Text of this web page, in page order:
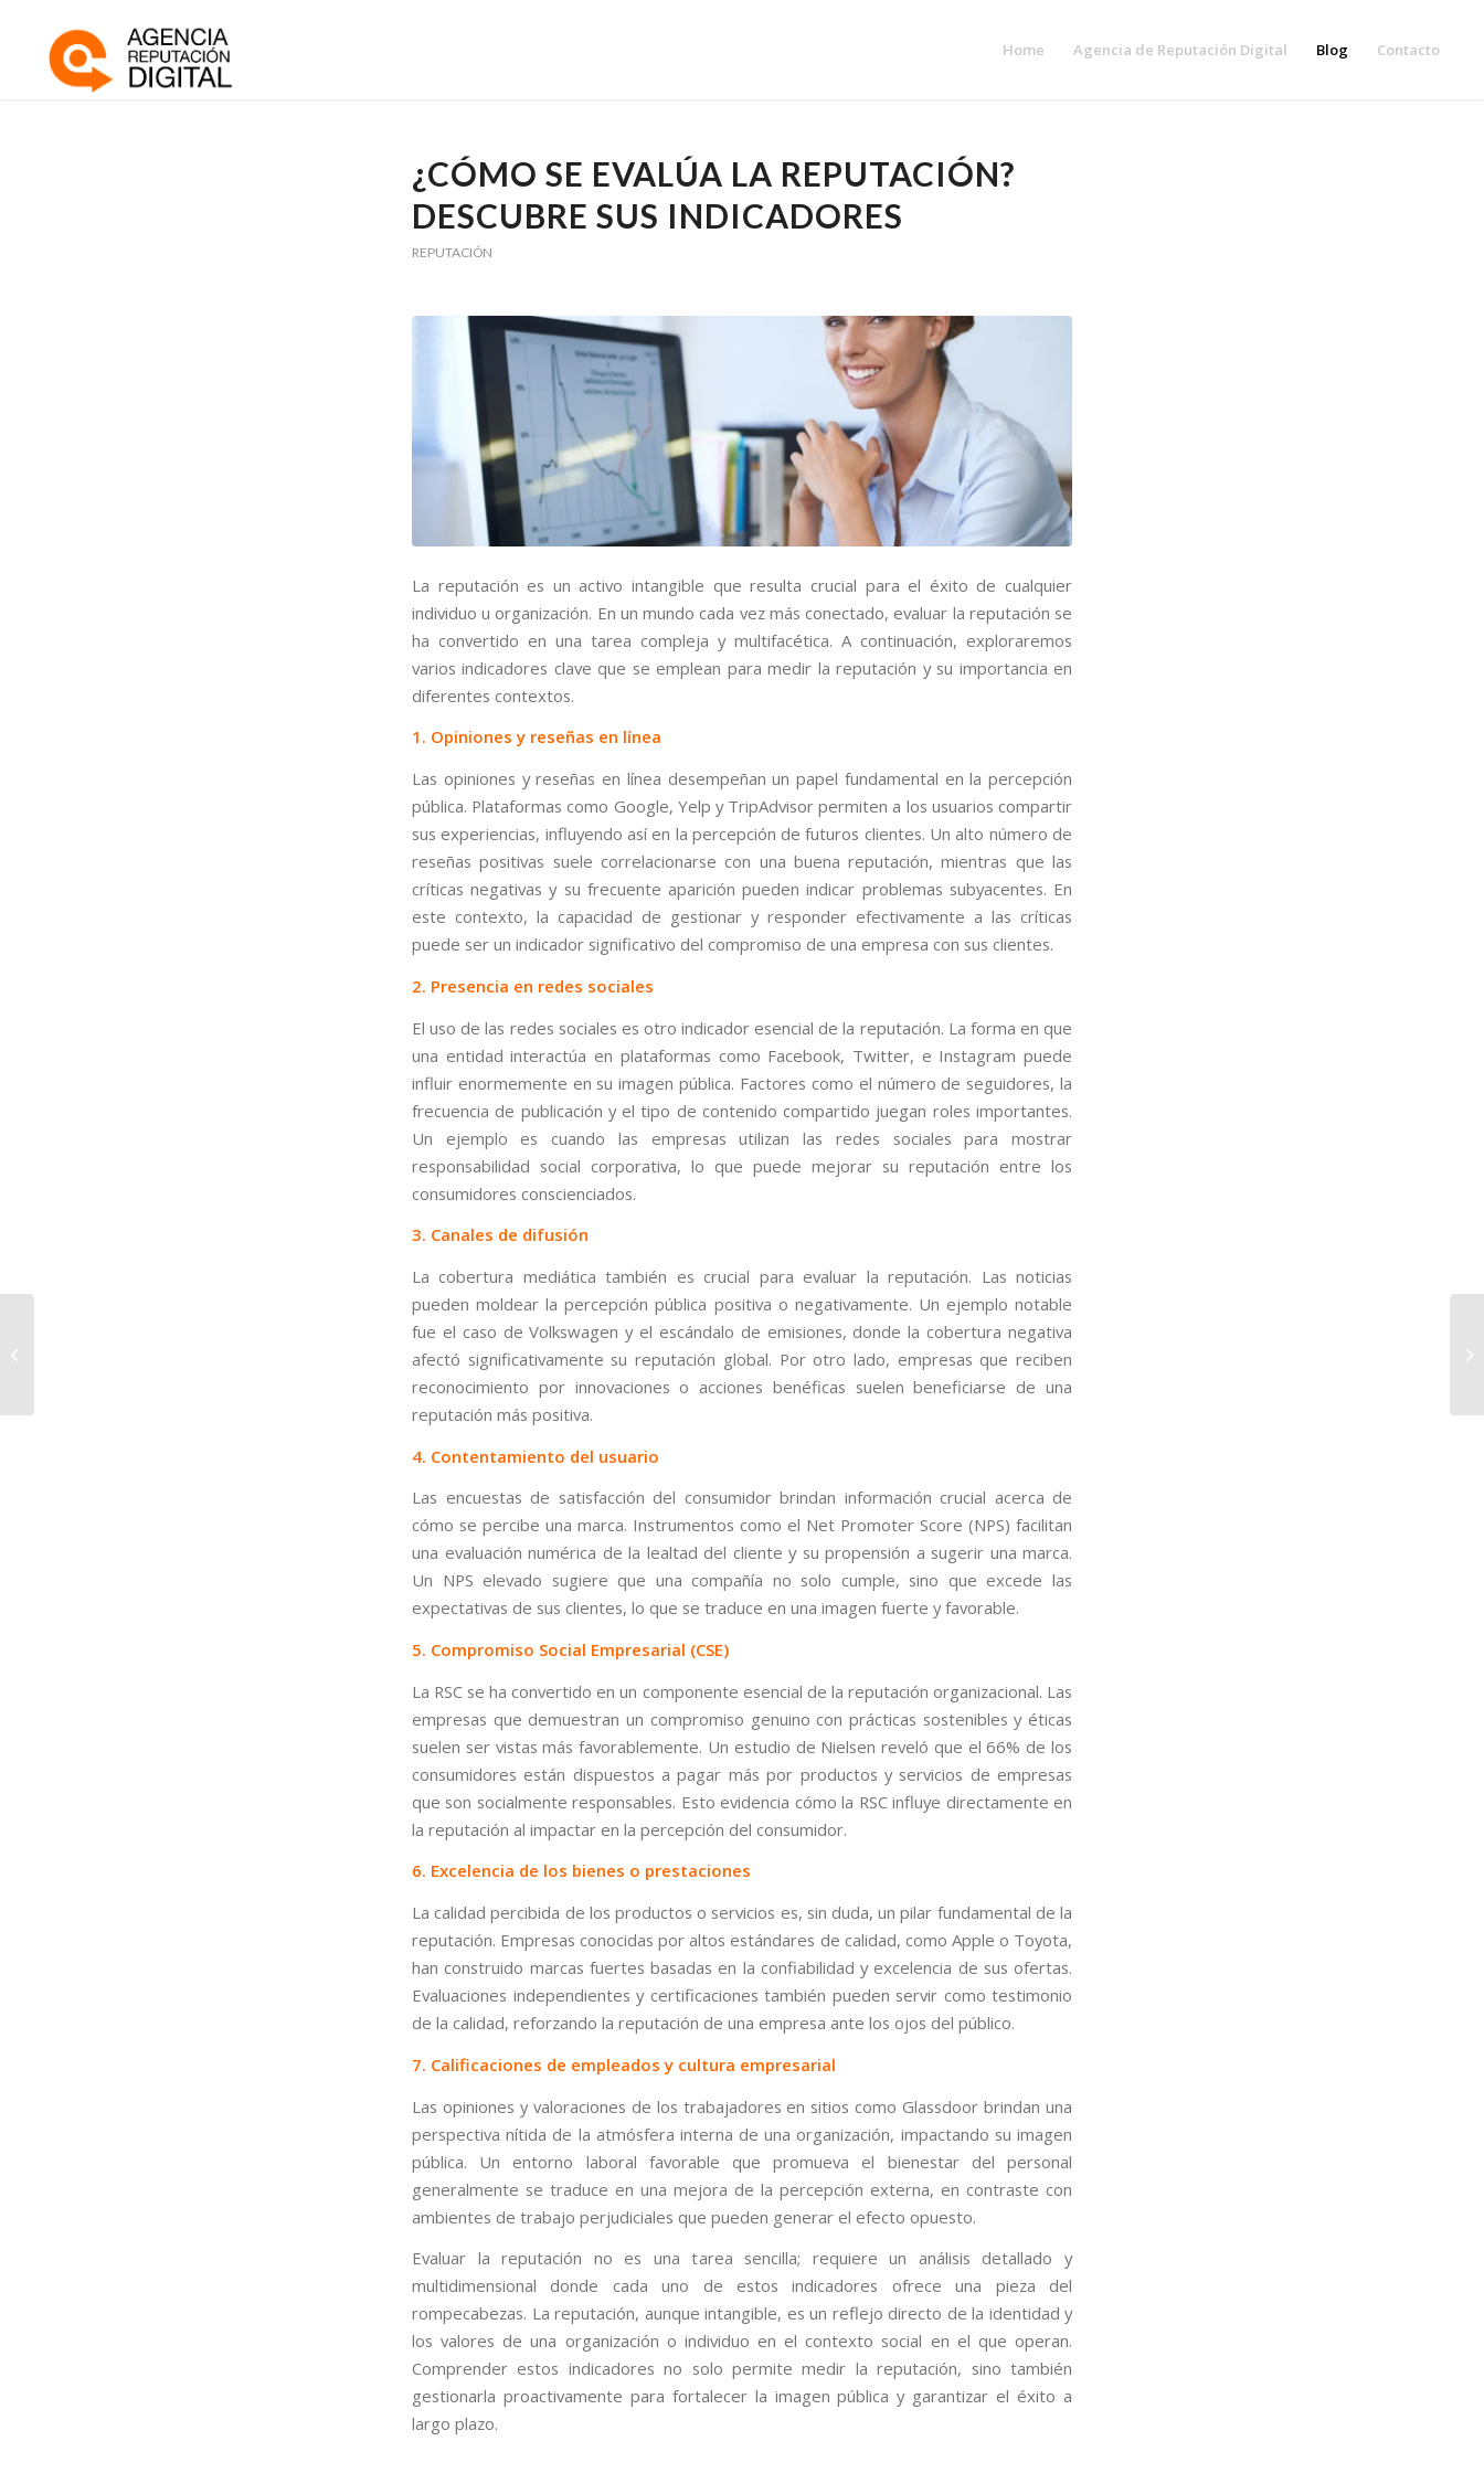
Home Agencia de Reputación Digital Blog Contacto
¿CÓMO SE EVALÚA LA REPUTACIÓN?
DESCUBRE SUS INDICADORES
REPUTACIÓN
La reputación es un activo intangible que resulta crucial para el éxito de cualquier
individuo u organización. En un mundo cada vez más conectado, evaluar la reputación se
ha convertido en una tarea compleja y multifacética. A continuación, exploraremos
varios indicadores clave que se emplean para medir la reputación y su importancia en
diferentes contextos.
1. Opiniones y reseñas en línea
Las opiniones y reseñas en línea desempeñan un papel fundamental en la percepción
pública. Plataformas como Google, Yelp y TripAdvisor permiten a los usuarios compartir
sus experiencias, influyendo así en la percepción de futuros clientes. Un alto número de
reseñas positivas suele correlacionarse con una buena reputación, mientras que las
críticas negativas y su frecuente aparición pueden indicar problemas subyacentes. En
este contexto, la capacidad de gestionar y responder efectivamente a las críticas
puede ser un indicador significativo del compromiso de una empresa con sus clientes.
2. Presencia en redes sociales
El uso de las redes sociales es otro indicador esencial de la reputación. La forma en que
una entidad interactúa en plataformas como Facebook, Twitter, e Instagram puede
influir enormemente en su imagen pública. Factores como el número de seguidores, la
frecuencia de publicación y el tipo de contenido compartido juegan roles importantes.
Un ejemplo es cuando las empresas utilizan las redes sociales para mostrar
responsabilidad social corporativa, lo que puede mejorar su reputación entre los
consumidores conscienciados.
3. Canales de difusión
La cobertura mediática también es crucial para evaluar la reputación. Las noticias
pueden moldear la percepción pública positiva o negativamente. Un ejemplo notable
fue el caso de Volkswagen y el escándalo de emisiones, donde la cobertura negativa
afectó significativamente su reputación global. Por otro lado, empresas que reciben
reconocimiento por innovaciones o acciones benéficas suelen beneficiarse de una
reputación más positiva.
4. Contentamiento del usuario
Las encuestas de satisfacción del consumidor brindan información crucial acerca de
cómo se percibe una marca. Instrumentos como el Net Promoter Score (NPS) facilitan
una evaluación numérica de la lealtad del cliente y su propensión a sugerir una marca.
Un NPS elevado sugiere que una compañía no solo cumple, sino que excede las
expectativas de sus clientes, lo que se traduce en una imagen fuerte y favorable.
5. Compromiso Social Empresarial (CSE)
La RSC se ha convertido en un componente esencial de la reputación organizacional. Las
empresas que demuestran un compromiso genuino con prácticas sostenibles y éticas
suelen ser vistas más favorablemente. Un estudio de Nielsen reveló que el 66% de los
consumidores están dispuestos a pagar más por productos y servicios de empresas
que son socialmente responsables. Esto evidencia cómo la RSC influye directamente en
la reputación al impactar en la percepción del consumidor.
6. Excelencia de los bienes o prestaciones
La calidad percibida de los productos o servicios es, sin duda, un pilar fundamental de la
reputación. Empresas conocidas por altos estándares de calidad, como Apple o Toyota,
han construido marcas fuertes basadas en la confiabilidad y excelencia de sus ofertas.
Evaluaciones independientes y certificaciones también pueden servir como testimonio
de la calidad, reforzando la reputación de una empresa ante los ojos del público.
7. Calificaciones de empleados y cultura empresarial
Las opiniones y valoraciones de los trabajadores en sitios como Glassdoor brindan una
perspectiva nítida de la atmósfera interna de una organización, impactando su imagen
pública. Un entorno laboral favorable que promueva el bienestar del personal
generalmente se traduce en una mejora de la percepción externa, en contraste con
ambientes de trabajo perjudiciales que pueden generar el efecto opuesto.
Evaluar la reputación no es una tarea sencilla; requiere un análisis detallado y
multidimensional donde cada uno de estos indicadores ofrece una pieza del
rompecabezas. La reputación, aunque intangible, es un reflejo directo de la identidad y
los valores de una organización o individuo en el contexto social en el que operan.
Comprender estos indicadores no solo permite medir la reputación, sino también
gestionarla proactivamente para fortalecer la imagen pública y garantizar el éxito a
largo plazo.